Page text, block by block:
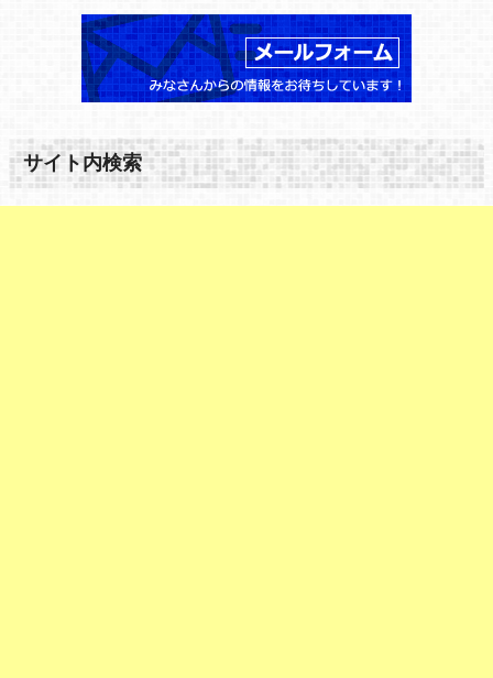
サイト内検索